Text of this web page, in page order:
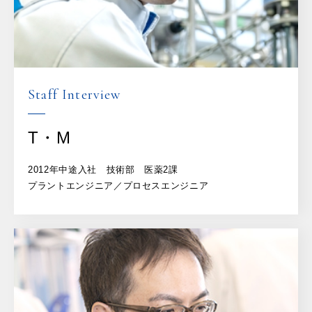
Staff Interview
T・M
2012年中途入社 技術部 医薬2課
プラントエンジニア／プロセスエンジニア